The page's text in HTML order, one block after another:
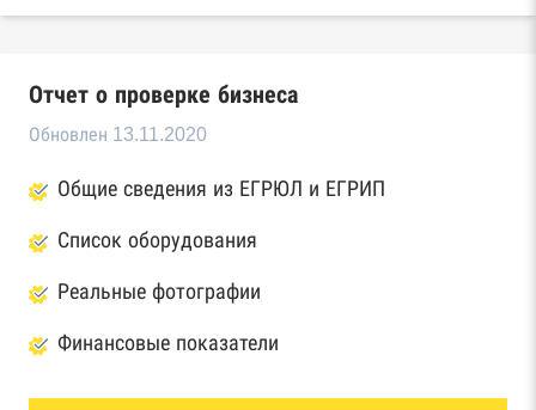
Отчет о проверке бизнеса
Обновлен 13.11.2020
Общие сведения из ЕГРЮЛ и ЕГРИП
Список оборудования
Реальные фотографии
Финансовые показатели